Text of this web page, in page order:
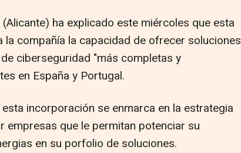
ha explicado este miércoles que esta
la compañía la capacidad de ofrecer soluciones
ciberseguridad "más completas y
en España y Portugal.
incorporación se enmarca en la estrategia
empresas que le permitan potenciar su
en su porfolio de soluciones.